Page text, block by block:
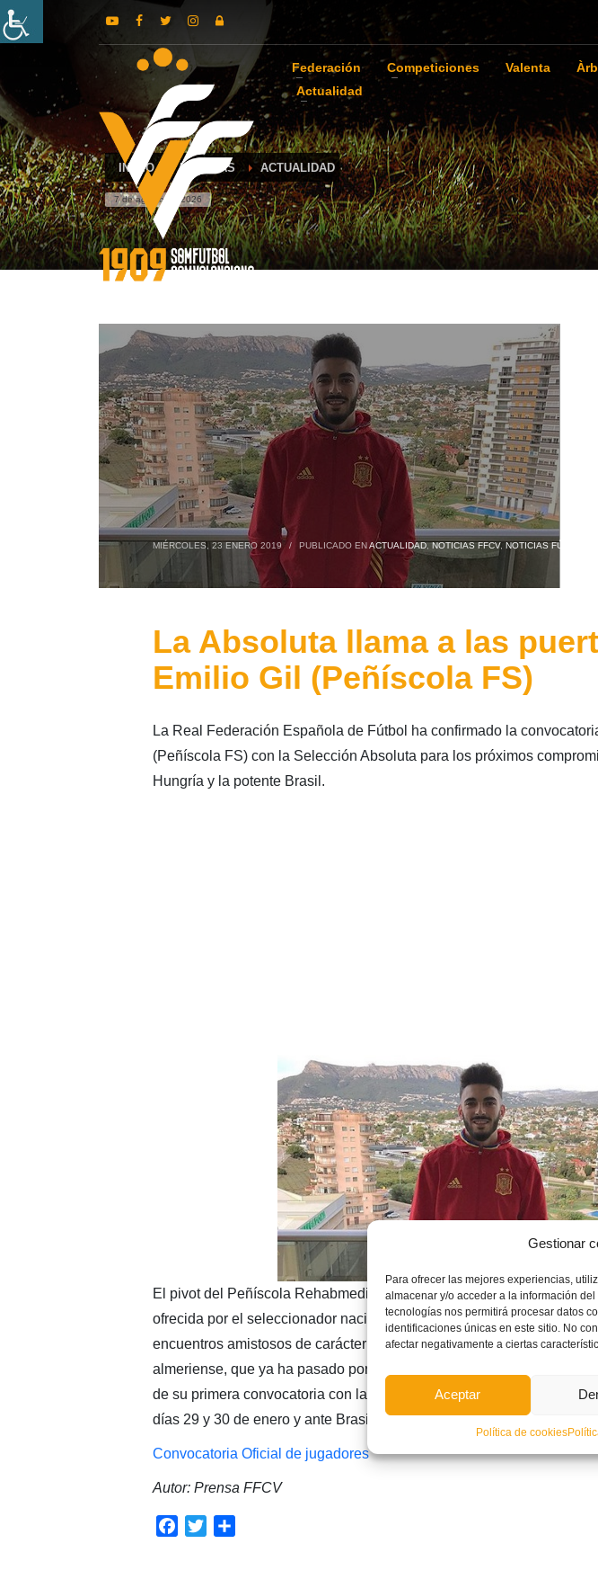
Gestionar
Para ofrecer las mejores experiencias,
almacenar y/o acceder a la información
tecnologías nos permitirá procesar datos
identificaciones únicas en este sitio. No
afectar negativamente a ciertas
Aceptar
Política de cookies
Federación Competiciones Valenta
Actualidad
INICIO NOTICIAS ACTUALIDAD
7 de agosto de 2026
MIÉRCOLES, 23 ENERO 2019 / PUBLICADO ENACTUALIDAD,NOTICIAS FFCV, NOTICIAS FÚTBOL
La Absoluta llama a las
Emilio Gil (Peñíscola FS)
La Real Federación Española de Fútbol ha confirmado la
(Peñíscola FS) con la Selección Absoluta para los próximos
Hungría y la potente Brasil.
El pivot del Peñíscola Rehabmedic FSJuan Emilio Giles la principal
ofrecida por el seleccionador nacional absoluto de fútbol sala,Fede
encuentros amistosos de carácter internacional contra las
almeriense, que ya ha pasado por las categorías inferiores de España
de su primera convocatoria con la Absoluta en dos dobles citas del
días 29 y 30 de enero y ante Brasil el 3 y el 5 de febrero.
Convocatoria Oficial de jugadores
Autor: Prensa FFCV
Facebook
Twitter